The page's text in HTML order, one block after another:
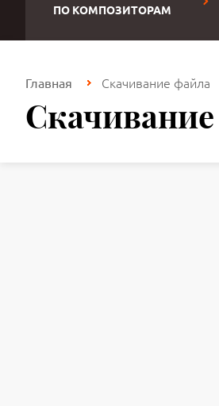
ПО КОМПОЗИТОРАМ
Главная Скачивание файла